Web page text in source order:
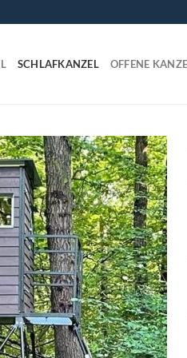
SCHLAFKANZEL OFFENE
Add to
wishlist